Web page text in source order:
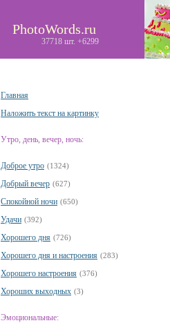
PhotoWords.ru
37718 шт. +6299
Главная
Наложить текст на картинку
Утро, день, вечер, ночь:
Доброе утро (1324)
Добрый вечер (627)
Спокойной ночи (650)
Удачи (392)
Хорошего дня (726)
Хорошего дня и настроения (283)
Хорошего настроения (376)
Хороших выходных (3)
Эмоциональные: